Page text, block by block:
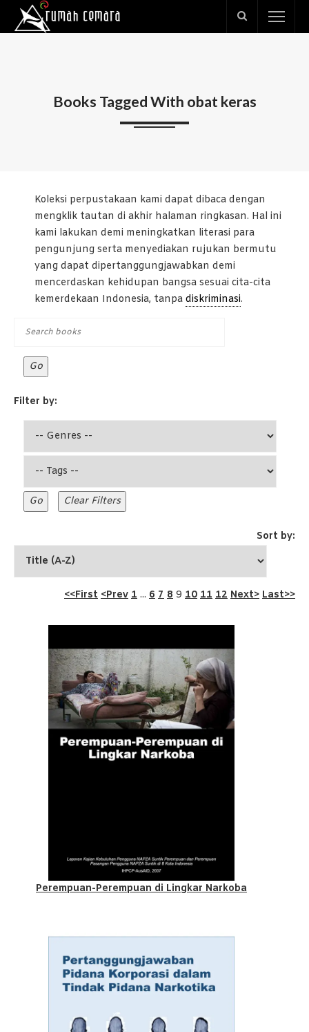
Books Tagged With obat keras
Koleksi perpustakaan kami dapat dibaca dengan
mengklik tautan di akhir halaman ringkasan. Hal ini
kami lakukan demi meningkatkan literasi para
pengunjung serta menyediakan rujukan bermutu
yang dapat dipertanggungjawabkan demi
mencerdaskan kehidupan bangsa sesuai cita-cita
kemerdekaan Indonesia, tanpa diskriminasi.
Filter by:
Sort by:
<<First <Prev 1 ... 6 7 8 9 10 11 12 Next> Last>>
Perempuan-Perempuan di Lingkar Narkoba